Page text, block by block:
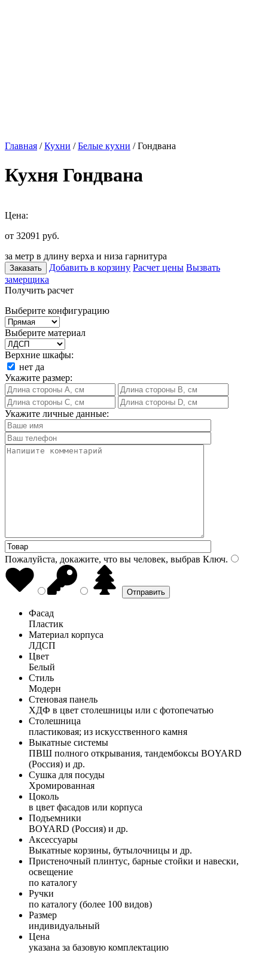
Главная /Кухни /Белые кухни / Гондвана
Кухня Гондвана
Цена:
от 32091 руб.
за метр в длину верха и низа гарнитура
Заказать Добавить в корзину Расчет цены Вызвать
замерщика
Получить расчет
Выберите конфигурацию
Выберите материал
Верхние шкафы:
нет да
Укажите размер:
Укажите личные данные:
Пожалуйста, докажите, что вы человек, выбрав Ключ.
Фасад
Пластик
Материал корпуса
ЛДСП
Цвет
Белый
Стиль
Модерн
Стеновая панель
ХДФ в цвет столешницы или с фотопечатью
Столешница
пластиковая; из искусственного камня
Выкатные системы
ПВШ полного открывания, тандембоксы BOYARD
(Россия) и др.
Сушка для посуды
Хромированная
Цоколь
в цвет фасадов или корпуса
Подъемники
BOYARD (Россия) и др.
Аксессуары
Выкатные корзины, бутылочницы и др.
Пристеночный плинтус, барные стойки и навески,
освещение
по каталогу
Ручки
по каталогу (более 100 видов)
Размер
индивидуальный
Цена
указана за базовую комплектацию